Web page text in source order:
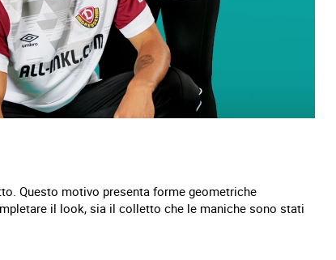
Questo motivo presenta forme geometriche
il look, sia il colletto che le maniche sono stati